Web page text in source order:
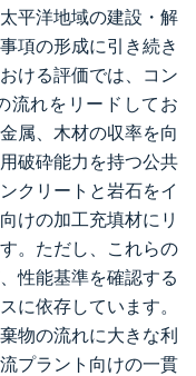
平洋地域の建設・解
項の形成に引き続き
ける評価では、コン
流れをリードしてお
属、木材の収率を向
破砕能力を持つ公共
クリートと岩石をイ
けの加工充填材にリ
。ただし、これらの
性能基準を確認する
に依存しています。
物の流れに大きな利
プラント向けの一貫